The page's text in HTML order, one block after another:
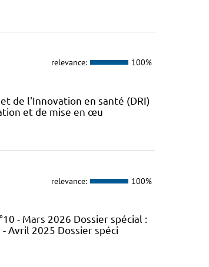
relevance: 100%
de l'Innovation en santé (DRI)
et de mise en œu
relevance: 100%
- Mars 2026 Dossier spécial :
Avril 2025 Dossier spéci